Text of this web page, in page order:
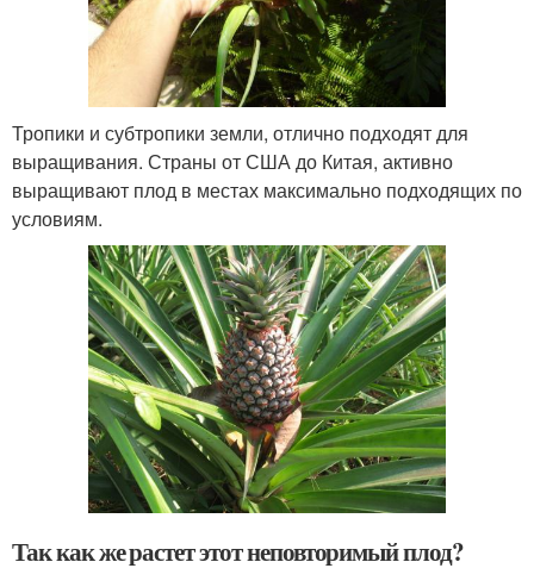
Тропики и субтропики земли, отлично подходят для
выращивания. Страны от США до Китая, активно
выращивают плод в местах максимально подходящих по
условиям.
Так как же растет этот неповторимый плод?